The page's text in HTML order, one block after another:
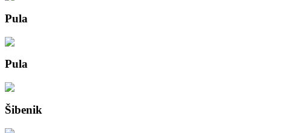
Pula
Pula
Šibenik